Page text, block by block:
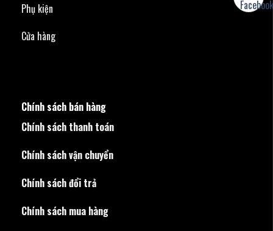
Phụ kiện
Cửa hàng
Chính sách bán hàng
Chính sách thanh toán
Chính sách vận chuyển
Chính sách đổi trả
Chính sách mua hàng